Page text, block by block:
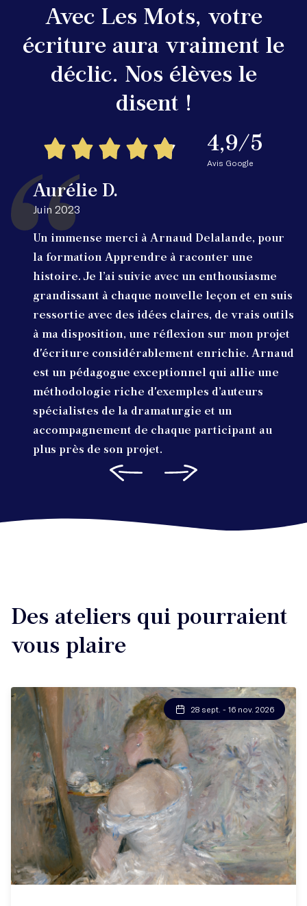
Avec Les Mots, votre
écriture aura vraiment le
déclic. Nos élèves le
disent !
4,9/5
Avis Google
Aurélie D.
Juin 2023
Un immense merci à Arnaud Delalande, pour
la formation Apprendre à raconter une
histoire. Je l’ai suivie avec un enthousiasme
grandissant à chaque nouvelle leçon et en suis
ressortie avec des idées claires, de vrais outils
à ma disposition, une réflexion sur mon projet
d'écriture considérablement enrichie. Arnaud
est un pédagogue exceptionnel qui allie une
méthodologie riche d'exemples d’auteurs
spécialistes de la dramaturgie et un
accompagnement de chaque participant au
plus près de son projet.
Des ateliers qui pourraient
vous plaire
28 sept. - 16 nov. 2026